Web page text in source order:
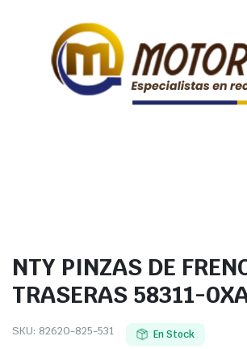
NTY PINZAS DE
TRASERAS 58311-
SKU: 82620-825-531 En Stock